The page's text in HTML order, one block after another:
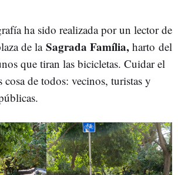
ha sido realizada por un lector de
de la Sagrada Família, harto del
que tiran las bicicletas. Cuidar el
cosa de todos: vecinos, turistas y